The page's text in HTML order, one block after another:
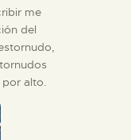
me
del
alto.